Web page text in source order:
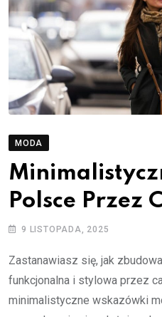
MODA
Polsce Przez
9 LISTOPADA, 2025
Zastanawiasz się, jak
funkcjonalna i stylowa przez
minimalistyczne wskazówki